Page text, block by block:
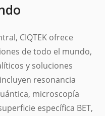
CIQTEK ofrece
de todo el mundo,
y soluciones
resonancia
microscopía
específica BET,